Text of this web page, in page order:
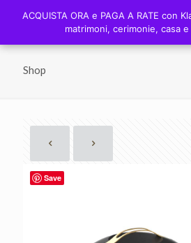
Shop
Save
ACQUISTA ORA e PAGA A RATE con
matrimoni, cerimonie, casa e
ACQUISTA ORA e PAGA A RATE con
matrimoni, cerimonie, casa e